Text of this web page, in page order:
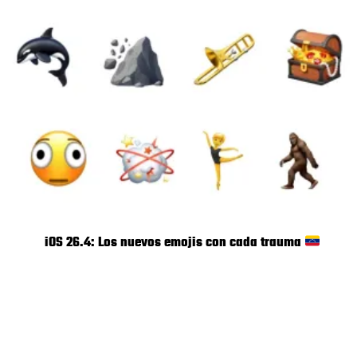
iOS 26.4: Los nuevos emojis con cada trauma